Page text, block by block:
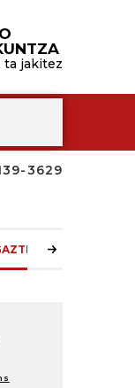
ta jakitez
3629